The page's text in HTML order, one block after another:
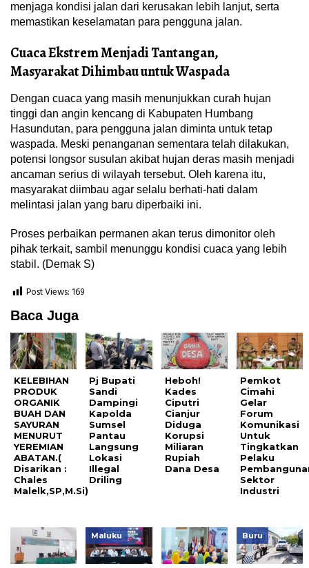
menjaga kondisi jalan dari kerusakan lebih lanjut, serta
memastikan keselamatan para pengguna jalan.
Cuaca Ekstrem Menjadi Tantangan,
Masyarakat Dihimbau untuk Waspada
Dengan cuaca yang masih menunjukkan curah hujan
tinggi dan angin kencang di Kabupaten Humbang
Hasundutan, para pengguna jalan diminta untuk tetap
waspada. Meski penanganan sementara telah dilakukan,
potensi longsor susulan akibat hujan deras masih menjadi
ancaman serius di wilayah tersebut. Oleh karena itu,
masyarakat diimbau agar selalu berhati-hati dalam
melintasi jalan yang baru diperbaiki ini.
Proses perbaikan permanen akan terus dimonitor oleh
pihak terkait, sambil menunggu kondisi cuaca yang lebih
stabil. (Demak S)
Post Views: 169
Baca Juga
KELEBIHAN
PRODUK
ORGANIK
BUAH DAN
SAYURAN
MENURUT
YEREMIAN
ABATAN.(
Disarikan :
Chales
Malelk,SP,M.Si)
Pj Bupati
Sandi
Dampingi
Kapolda
Sumsel
Pantau
Langsung
Lokasi
Illegal
Driling
Heboh!
Kades
Ciputri
Cianjur
Diduga
Korupsi
Miliaran
Rupiah
Dana Desa
Pemkot
Cimahi
Gelar
Forum
Komunikasi
Untuk
Tingkatkan
Pelaku
Sektor
Industri
Maluku Buru